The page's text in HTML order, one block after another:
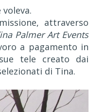
attraverso
Palmer Art Events
a pagamento in
tele creato dai
di Tina.